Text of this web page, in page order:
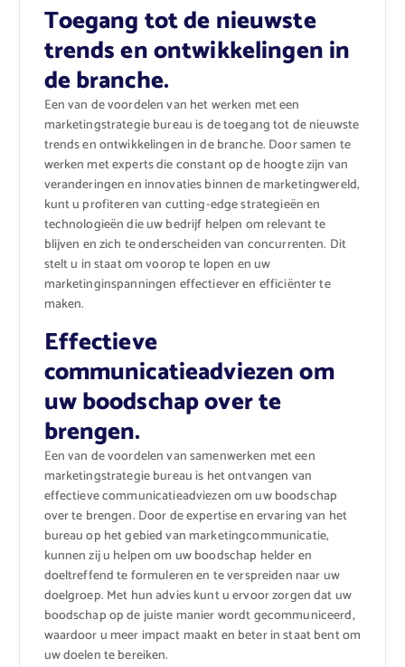
Toegang tot de nieuwste
trends en ontwikkelingen in
de branche.
Een van de voordelen van het werken met een
marketingstrategie bureau is de toegang tot de nieuwste
trends en ontwikkelingen in de branche. Door samen te
werken met experts die constant op de hoogte zijn van
veranderingen en innovaties binnen de marketingwereld,
kunt u profiteren van cutting-edge strategieën en
technologieën die uw bedrijf helpen om relevant te
blijven en zich te onderscheiden van concurrenten. Dit
stelt u in staat om voorop te lopen en uw
marketinginspanningen effectiever en efficiënter te
maken.
Effectieve
communicatieadviezen om
uw boodschap over te
brengen.
Een van de voordelen van samenwerken met een
marketingstrategie bureau is het ontvangen van
effectieve communicatieadviezen om uw boodschap
over te brengen. Door de expertise en ervaring van het
bureau op het gebied van marketingcommunicatie,
kunnen zij u helpen om uw boodschap helder en
doeltreffend te formuleren en te verspreiden naar uw
doelgroep. Met hun advies kunt u ervoor zorgen dat uw
boodschap op de juiste manier wordt gecommuniceerd,
waardoor u meer impact maakt en beter in staat bent om
uw doelen te bereiken.